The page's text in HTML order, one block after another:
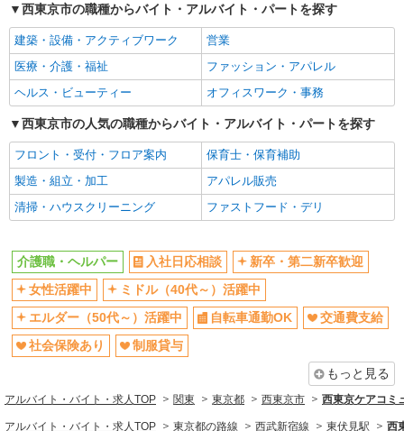
エルダー（50代～）活躍中
自転車通勤OK
交通費支給
社会保険あり
制服貸与
研修制度あり
給与前払いOK
経験者・有資格者歓迎
フリーター歓迎
ブランクOK
週1日勤務OK
早朝
深夜
夕方
髪型・髪色自由
髭（ひげ）OK
バイク通勤OK
残業少なめ（月20h未満）
産休・育休取得実績あり
社員登用あり
同じ職種から求人を探す
医療・介護・福祉
同じ特徴から求人を探す
西東京市の職種からバイト・アルバイト・パートを探す
建築・設備・アクティブワーク
営業
医療・介護・福祉
ファッション・アパレル
ヘルス・ビューティー
オフィスワーク・事務
西東京市の人気の職種からバイト・アルバイト・パートを探す
フロント・受付・フロア案内
保育士・保育補助
製造・組立・加工
アパレル販売
清掃・ハウスクリーニング
ファストフード・デリ
介護職・ヘルパー 入社日応相談
新卒・第二新卒歓迎
女性活躍中
ミドル（40代～）活躍中
エルダー（50代～）活躍中
自転車通勤OK
交通費支給
社会保険あり
制服貸与
もっと見る
アルバイト・バイト・求人TOP 関東 東京都 西東京市 西東京ケアコミ
アルバイト・バイト・求人TOP 東京都の路線 西武新宿線 東伏見駅 西